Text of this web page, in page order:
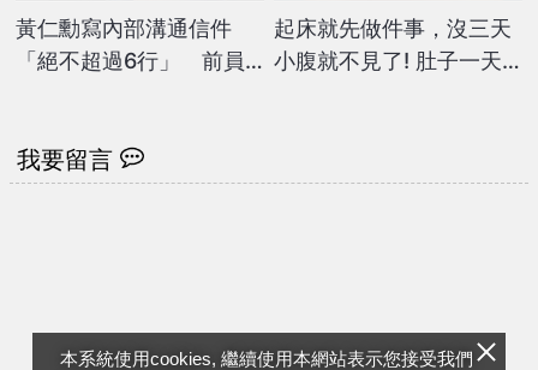
本系統使用cookies, 繼續使用本網站表示您接受我們
黃仁勳寫內部溝通信件
「絕不超過6行」 前員
起床就先做件事，沒三天
小腹就不見了! 肚子一天
我要留言